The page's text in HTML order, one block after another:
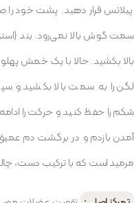
پیلاتس قرار دهید. پشت خود
سمت گوش بالا نمی‌رود. بند
بالا بکشید. حالا با یک خمش
لگن را به سمت بالا بکشید و
شکم را حفظ کنید و حرکت را
آمدن بازدم و در برگشت دم
مرمید است که با ترکیب دست،